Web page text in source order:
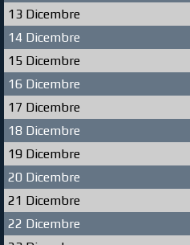
13 Dicembre
14 Dicembre
15 Dicembre
16 Dicembre
17 Dicembre
18 Dicembre
19 Dicembre
20 Dicembre
21 Dicembre
22 Dicembre